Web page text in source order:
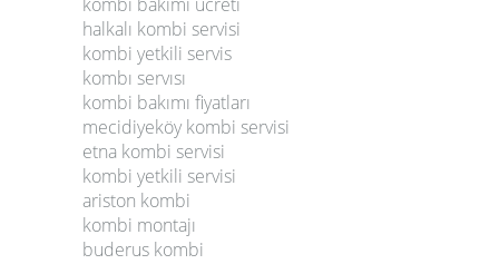
halkalı kombi servisi
kombi yetkili servis
kombı servısı
kombi bakımı fiyatları
mecidiyeköy kombi servisi
etna kombi servisi
kombi yetkili servisi
ariston kombi
kombi montajı
buderus kombi